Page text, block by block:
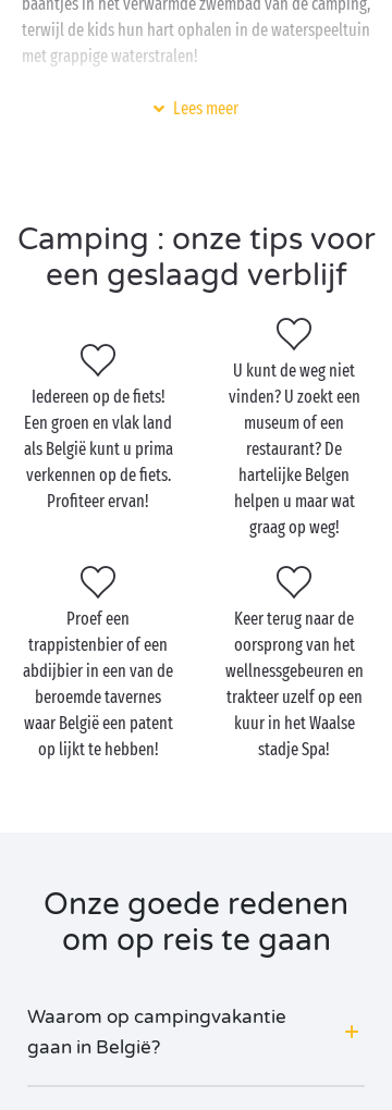
terwijl de kids hun hart ophalen in de waterspeeltuin
met grappige waterstralen!
Door de onmiddellijke nabijheid van de rivier
zowel in het hoogseizoen als in het laagseizoen!
Bezoek België met z'n
tweetjes
Houdt u van de natuur en het buitenleven? Dan
wordt u tijdens uw verblijf in België op uw wenken
bediend! Liefhebbers van
trektochtenkunnen hier
hun hart ophalen: tal van wandel- en fietsroutes
nodigen u uit om de omgeving van uw
sterrencamping te verkennen. Maak gebruik van onze
fietsverhuurdienst
en ontdek de mooiste plekjes!
Zin in een citytrip? Stadsmussen kunnen hun hart
ophalen inNamen, de hoofdstad van Wallonië, of
Dinant, de parel van de Maasvallei. Ook Luik weet
hen met zijn rijke culturele erfgoed vast te bekoren.
Een bezoek aan Brussel en Brugge mag natuurlijk
niet ontbreken om het Belgische plaatje compleet te
Lees meer
Camping : onze tips voor
een geslaagd verblijf
Iedereen op de fiets!
Een groen en vlak land
als België kunt u prima
verkennen op de fiets.
Profiteer ervan!
U kunt de weg niet
vinden? U zoekt een
museum of een
restaurant? De
hartelijke Belgen
helpen u maar wat
graag op weg!
Proef een
trappistenbier of een
abdijbier in een van de
beroemde tavernes
waar België een patent
op lijkt te hebben!
Keer terug naar de
oorsprong van het
wellnessgebeuren en
trakteer uzelf op een
kuur in het Waalse
stadje Spa!
Onze goede redenen
om op reis te gaan
Waarom op campingvakantie
gaan in België?